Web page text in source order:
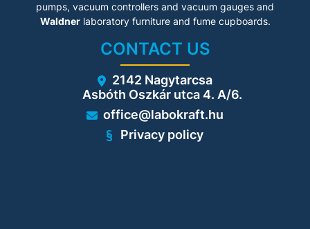
pumps, vacuum controllers and vacuum gauges and
Waldnerlaboratory furniture and fume cupboards.
CONTACT US
2142 Nagytarcsa
Asbóth Oszkár utca 4. A/6.
office@labokraft.hu
Privacy policy